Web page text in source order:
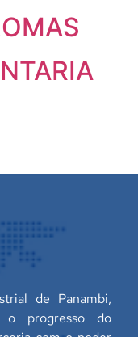
de Panambi,
o progresso do